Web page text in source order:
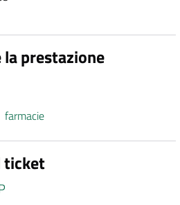
prestazione
farmacie
ticket